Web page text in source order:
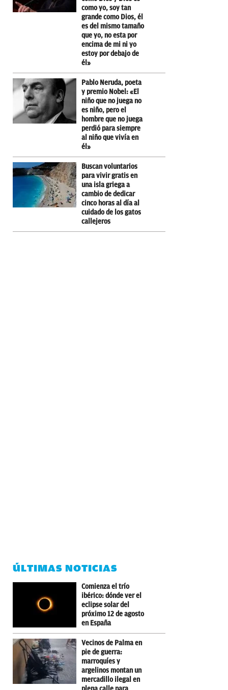
como yo, soy tan
grande como Dios, él
es del mismo tamaño
que yo, no esta por
encima de mi ni yo
estoy por debajo de
él»
Pablo Neruda, poeta
y premio Nobel: «El
niño que no juega no
es niño, pero el
hombre que no juega
perdió para siempre
al niño que vivía en
él»
Buscan voluntarios
para vivir gratis en
una isla griega a
cambio de dedicar
cinco horas al día al
cuidado de los gatos
callejeros
ÚLTIMAS NOTICIAS
Comienza el trío
ibérico: dónde ver el
eclipse solar del
próximo 12 de agosto
en España
Vecinos de Palma en
pie de guerra:
marroquíes y
argelinos montan un
mercadillo ilegal en